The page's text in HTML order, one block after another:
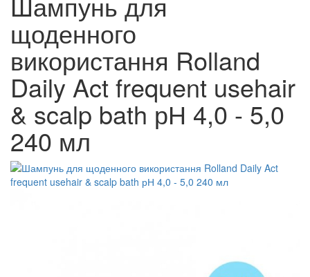
щоденного
використання Rolland
Daily Act frequent usehair
& scalp bath рН 4,0 - 5,0
240 мл